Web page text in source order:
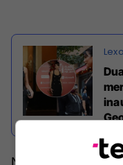
Noah u takua për